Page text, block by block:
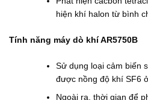
hiện khí halon từ bình
Tính năng máy dò khí AR5750B
Sử dụng loại cảm biến
được nồng độ khí SF6
Ngoài ra, thời gian để